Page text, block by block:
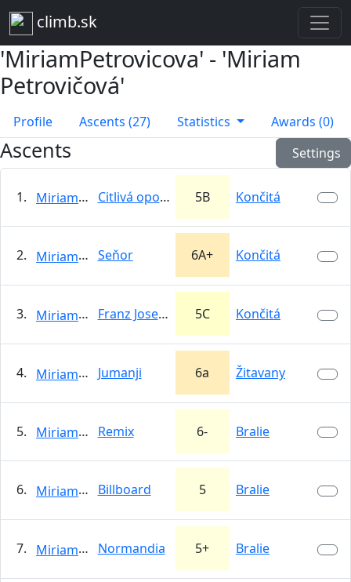
climb.sk
'MiriamPetrovicova' - 'Miriam
Petrovičová'
Profile Ascents (27) Statistics Awards (0)
Ascents Settings
1. MiriamPetrovicova Citlivá oponentúra 5B Končitá
2. MiriamPetrovicova Seňor 6A+ Končitá
3. MiriamPetrovicova Franz Joseph Jarná cibuľka 5C Končitá
4. MiriamPetrovicova Jumanji 6a Žitavany
5. MiriamPetrovicova Remix 6- Bralie
6. MiriamPetrovicova Billboard 5 Bralie
7. MiriamPetrovicova Normandia 5+ Bralie